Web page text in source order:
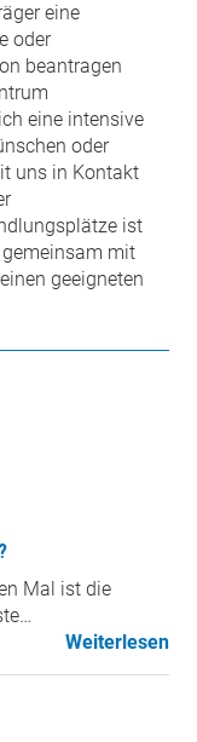
eine
oder
beantragen
eine intensive
oder
uns in Kontakt
ist
mit
geeigneten
Mal ist die
Weiterlesen